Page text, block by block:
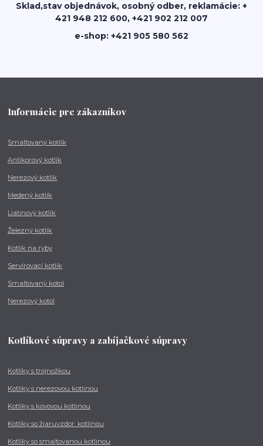
Sklad,stav objednávok, osobný odber, reklamácie: +
421 948 212 600, +421 902 212 007
e-shop: +421 905 580 562
Informácie pre zákazníkov
Smaltovaný kotlík
Antikorový kotlík
Nerezový kotlík
Medený kotlík
Liatinový kotlík
Železný kotlík
Kotlík na ryby
Servírovací kotlík
Smaltovaný kotol
Nerezový kotol
Kotlíkové súpravy a zabíjačkové súpravy
Kotlíky s trojnožkou
Kotlíky s nerezovou kotlinou
Kotlíky s kovovou kotlinou
Kotlíky so žiaruvzdor. kotlinou
Kotlíky so smaltovanou kotlinou